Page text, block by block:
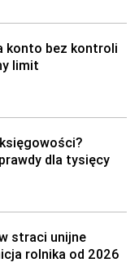
konto bez kontroli
limit
dla tysięcy
straci unijne
rolnika od 2026